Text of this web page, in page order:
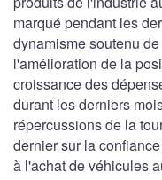
marqué pendant les
dynamisme soutenu
l'amélioration de la
croissance des
durant les derniers
répercussions de la
dernier sur la
à l'achat de véhicules